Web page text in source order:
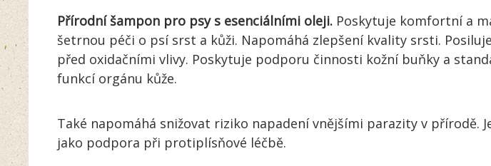
Přírodní šampon pro psy s esenciálními oleji. Poskytuje komfortní a
šetrnou péči o psí srst a kůži. Napomáhá zlepšení kvality srsti.
před oxidačními vlivy. Poskytuje podporu činnosti kožní buňky a
funkcí orgánu kůže.
Také napomáhá snižovat riziko napadení vnějšími parazity v přírodě.
jako podpora při protiplísňové léčbě.